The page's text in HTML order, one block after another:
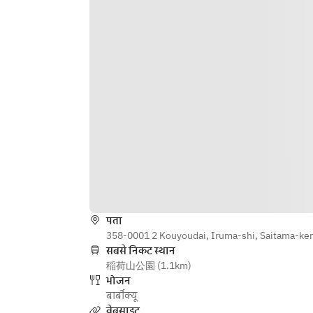
पता
358-0001 2 Kouyoudai, Iruma-shi, Saitama-
सबसे निकट स्थान
稲荷山公園 (1.1km)
भोजन
बार्बीक्यू